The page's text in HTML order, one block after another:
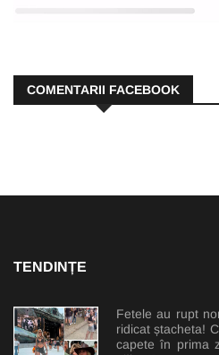
COMENTARII FACEBOOK
TENDINȚE
Fetele au rupt
ridicat ștacheta!
capete în prima